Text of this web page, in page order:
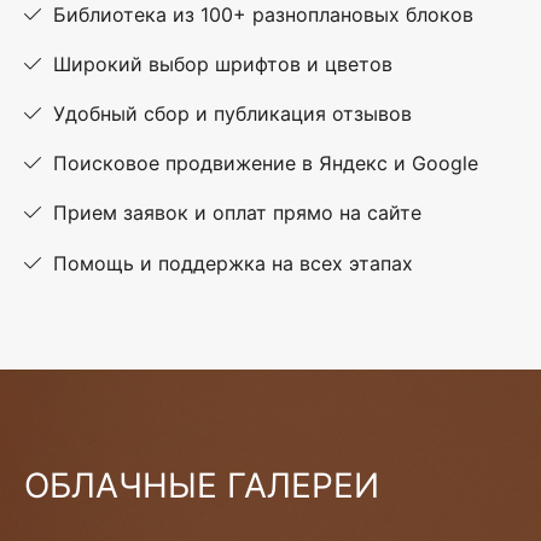
Библиотека из 100+ разноплановых блоков
Широкий выбор шрифтов и цветов
Удобный сбор и публикация отзывов
Поисковое продвижение в Яндекс и Google
Прием заявок и оплат прямо на сайте
Помощь и поддержка на всех этапах
ОБЛАЧНЫЕ ГАЛЕРЕИ